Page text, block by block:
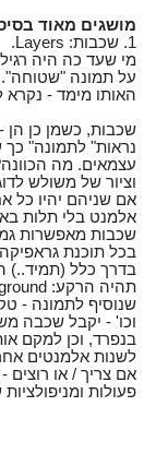
מושגים מאוד
1. שכבות: Layers.
מי שעד כה היה
על תמונה "שטוחה".
האותו מימד - נקרא
שכבות, כשמן כן הן
נראות" לתמונה" כך
עצמאים. מה
וציור של משולש
אם שניהם יהיו כל
אלמנט בלי תלות
שכבות מאפשרות
בכל תוכנת
בדרך כלל (תמיד..)
שנוסיף לתמונה -
וכו' - יקבל שכבה
בנפרד, וכן למקם
לשנות אלמנטים
אם צריך / או רוצים
פעולות ומניפולציות